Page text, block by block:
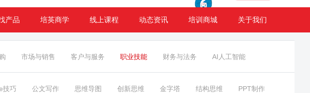
产品 培英商学 线上课程 动态资讯 培训商城 关于我们
市场与销售 客户与服务 职业技能 财务与法务 AI人工智能
技巧 公文写作 思维导图 创新思维 金字塔 结构思维 PPT制作